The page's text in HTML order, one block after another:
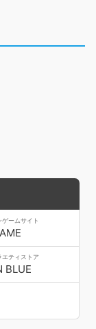
ゲームサイト
エティストア
BLUE